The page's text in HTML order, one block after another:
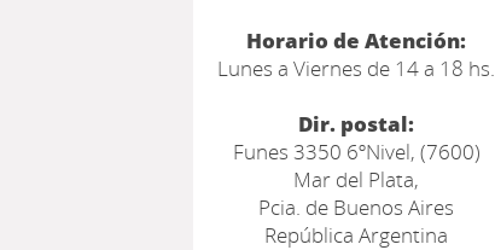
Horario de Atención:
Lunes a Viernes de 14 a 18 hs.
Dir. postal:
Funes 3350 6ºNivel, (7600)
Mar del Plata,
Pcia. de Buenos Aires
República Argentina